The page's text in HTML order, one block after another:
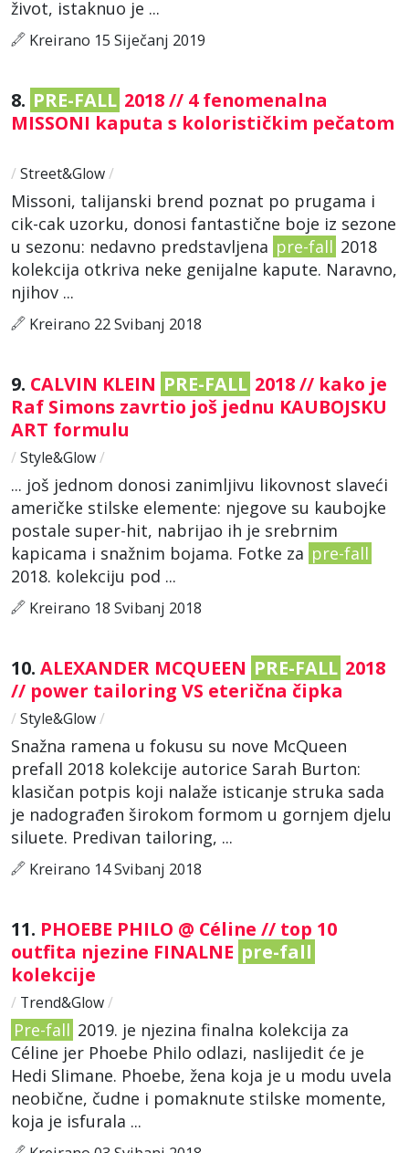
život, istaknuo je ...
Kreirano 15 Siječanj 2019
8. PRE-FALL 2018 // 4 fenomenalna
MISSONI kaputa s kolorističkim pečatom
/ Street&Glow/
Missoni, talijanski brend poznat po prugama i
cik-cak uzorku, donosi fantastične boje iz sezone
u sezonu: nedavno predstavljena pre-fall 2018
kolekcija otkriva neke genijalne kapute. Naravno,
njihov ...
Kreirano 22 Svibanj 2018
9. CALVIN KLEIN PRE-FALL 2018 // kako je
Raf Simons zavrtio još jednu KAUBOJSKU
ART formulu
/ Style&Glow/
... još jednom donosi zanimljivu likovnost slaveći
američke stilske elemente: njegove su kaubojke
postale super-hit, nabrijao ih je srebrnim
kapicama i snažnim bojama. Fotke za pre-fall
2018. kolekciju pod ...
Kreirano 18 Svibanj 2018
10. ALEXANDER MCQUEEN PRE-FALL 2018
// power tailoring VS eterična čipka
/ Style&Glow/
Snažna ramena u fokusu su nove McQueen
prefall 2018 kolekcije autorice Sarah Burton:
klasičan potpis koji nalaže isticanje struka sada
je nadograđen širokom formom u gornjem djelu
siluete. Predivan tailoring, ...
Kreirano 14 Svibanj 2018
11. PHOEBE PHILO @ Céline // top 10
outfita njezine FINALNE pre-fall
kolekcije
/ Trend&Glow/
Pre-fall 2019. je njezina finalna kolekcija za
Céline jer Phoebe Philo odlazi, naslijedit će je
Hedi Slimane. Phoebe, žena koja je u modu uvela
neobične, čudne i pomaknute stilske momente,
koja je isfurala ...